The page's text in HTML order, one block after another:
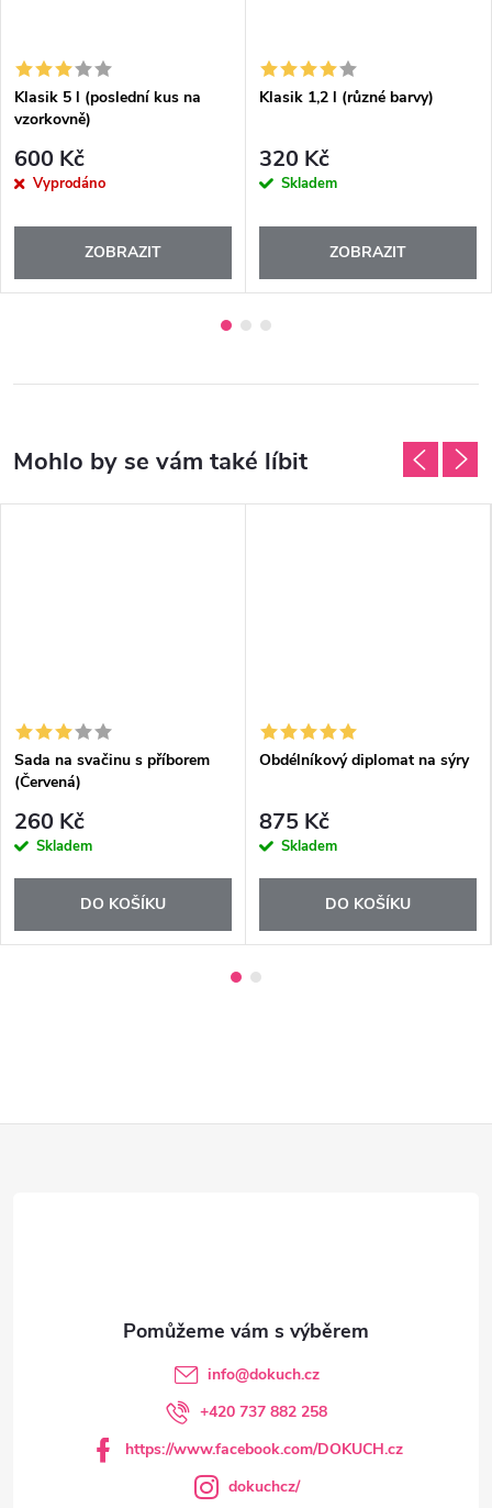
Klasik 5 l (poslední kus na
vzorkovně)
600 Kč
Vyprodáno
ZOBRAZIT
Klasik 1,2 l (různé barvy)
320 Kč
Skladem
ZOBRAZIT
Sada na svačinu s příborem
(Červená)
260 Kč
Skladem
DO KOŠÍKU
Obdélníkový diplomat na sýry
875 Kč
Skladem
DO KOŠÍKU
info@dokuch.cz
+420 737 882 258
https://www.facebook.com/DOKUCH.cz
dokuchcz/